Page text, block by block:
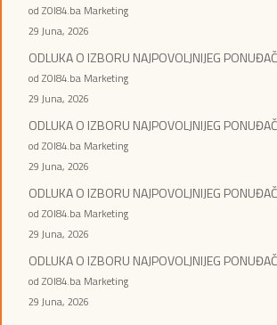
od ZOI84.ba Marketing
29 Juna, 2026
ODLUKA O IZBORU NAJPOVOLJNIJEG
od ZOI84.ba Marketing
29 Juna, 2026
ODLUKA O IZBORU NAJPOVOLJNIJEG
od ZOI84.ba Marketing
29 Juna, 2026
ODLUKA O IZBORU NAJPOVOLJNIJEG
od ZOI84.ba Marketing
29 Juna, 2026
ODLUKA O IZBORU NAJPOVOLJNIJEG
od ZOI84.ba Marketing
29 Juna, 2026